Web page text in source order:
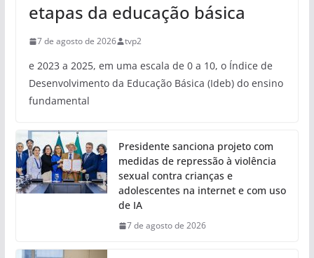
etapas da educação básica
7 de agosto de 2026 tvp2
e 2023 a 2025, em uma escala de 0 a 10, o Índice de
Desenvolvimento da Educação Básica (Ideb) do ensino
fundamental
Presidente sanciona projeto com
medidas de repressão à violência
sexual contra crianças e
adolescentes na internet e com uso
de IA
7 de agosto de 2026